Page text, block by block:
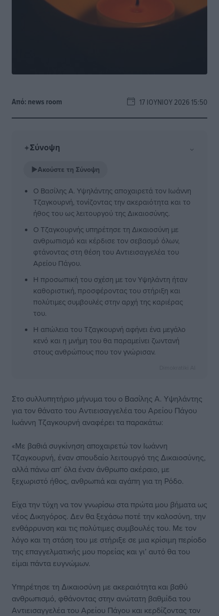
Από: news room 17 ΙΟΥΝΊΟΥ 2026 15:50
✦Σύνοψη ⌄
▶Ακούστε τη Σύνοψη
Ο Βασίλης Α. Υψηλάντης αποχαιρετά τον Ιωάννη
Τζαγκουρνή, τονίζοντας την ακεραιότητα και το
ήθος του ως λειτουργού της Δικαιοσύνης.
Ο Τζαγκουρνής υπηρέτησε τη Δικαιοσύνη με
ανθρωπισμό και κέρδισε τον σεβασμό όλων,
φτάνοντας στη θέση του Αντιεισαγγελέα του
Αρείου Πάγου.
Η προσωπική του σχέση με τον Υψηλάντη ήταν
καθοριστική, προσφέροντας του στήριξη και
πολύτιμες συμβουλές στην αρχή της καριέρας
του.
Η απώλεια του Τζαγκουρνή αφήνει ένα μεγάλο
κενό και η μνήμη του θα παραμείνει ζωντανή
στους ανθρώπους που τον γνώρισαν.
Στο συλλυπητήριο μήνυμα του ο Βασίλης Α. Υψηλάντης
για τον θάνατο του Αντιεισαγγελέα του Αρείου Πάγου
Ιωάννη Τζαγκουρνή αναφέρει τα παρακάτω:
«Με βαθιά συγκίνηση αποχαιρετώ τον Ιωάννη
Τζαγκουρνή, έναν σπουδαίο λειτουργό της Δικαιοσύνης,
αλλά πάνω απ’ όλα έναν άνθρωπο ακέραιο, με
ξεχωριστό ήθος, ανθρωπιά και αγάπη για τη Ρόδο.
Είχα την τύχη να τον γνωρίσω στα πρώτα μου βήματα ως
νέος Δικηγόρος. Δεν θα ξεχάσω ποτέ την καλοσύνη, την
ενθάρρυνση και τις πολύτιμες συμβουλές του. Με τον
λόγο και τη στάση του με στήριξε σε μια κρίσιμη περίοδο
της επαγγελματικής μου πορείας και γι’ αυτό θα του
είμαι πάντα ευγνώμων.
Υπηρέτησε τη Δικαιοσύνη με ακεραιότητα και βαθύ
ανθρωπισμό, φθάνοντας στην ανώτατη βαθμίδα του
Αντιεισαγγελέα του Αρείου Πάγου και κερδίζοντας τον